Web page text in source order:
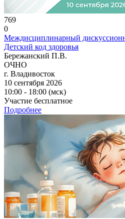
769
0
Междисциплинарный
Детский код здоровья
Бережанский П.В.
ОЧНО
г. Владивосток
10 сентября 2026
10:00 - 18:00 (мск)
Участие бесплатное
Подробнее